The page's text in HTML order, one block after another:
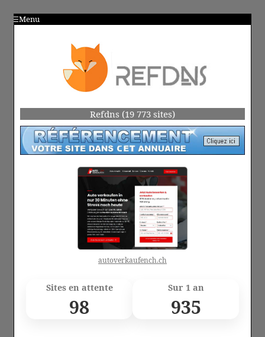
Menu
Refdns (19 773 sites)
autoverkaufench.ch
Sites en attente
98
Sur 1 an
935